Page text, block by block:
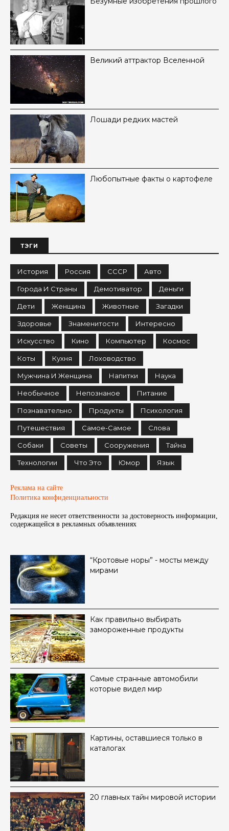
Великий аттрактор Вселенной
Лошади редких мастей
Любопытные факты о картофеле
ТЭГИ
История Россия СССР Авто
Города И Страны Демотиватор Деньги
Дети Женщина Животные Загадки
Здоровье Знаменитости Интересно
Искусство Кино Компьютер Космос
Коты Кухня Лоховодство
Мужчина И Женщина Напитки Наука
Необычное Непознаное Питание
Познавательно Продукты Психология
Путешествия Самое-Самое Слова
Собаки Советы Сооружения Тайна
Технологии Что Это Юмор Язык
Реклама на сайте
Политика конфиденциальности
Редакция не несет ответственности за достоверность информации,
содержащейся в рекламных объявленияx
“Кротовые норы” - мосты между
мирами
Как правильно выбирать
замороженные продукты
Самые странные автомобили
которые видел мир
Картины, оставшиеся только в
каталогах
20 главных тайн мировой истории